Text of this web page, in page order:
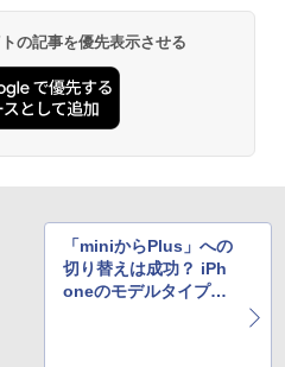
の記事を優先表示させる
「miniからPlus」への
切り替えは成功？ iPh
oneのモデルタイプ別